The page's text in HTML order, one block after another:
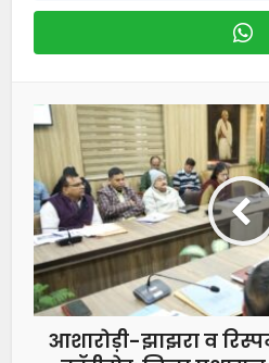
आशारोड़ी-झाझरा व